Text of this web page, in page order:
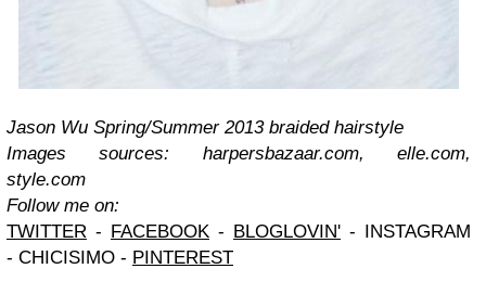
Jason Wu Spring/Summer 2013 braided hairstyle
Images sources: harpersbazaar.com, elle.com,
style.com
Follow me on:
TWITTER - FACEBOOK - BLOGLOVIN' - INSTAGRAM
- CHICISIMO - PINTEREST